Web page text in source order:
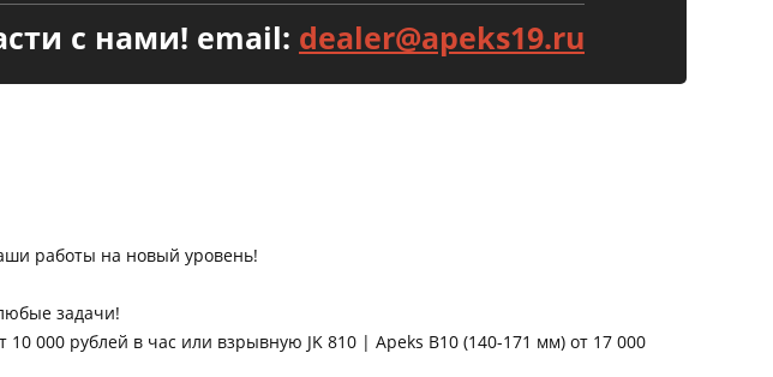
с нами! email: dealer@apeks19.ru
работы на новый уровень!
задачи!
000 рублей в час или взрывную JK 810 | Apeks B10 (140-171 мм) от 17 000